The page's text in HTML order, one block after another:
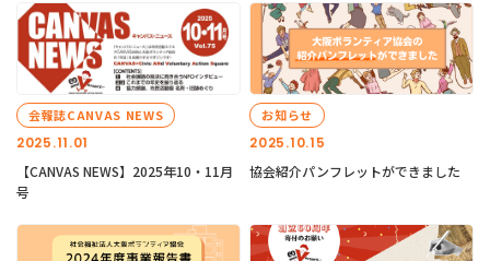
2025.11.01
会報誌CANVAS NEWS
【CANVAS NEWS】2025年10・11月
号
2025.10.15
お知らせ
協会紹介パンフレットができました